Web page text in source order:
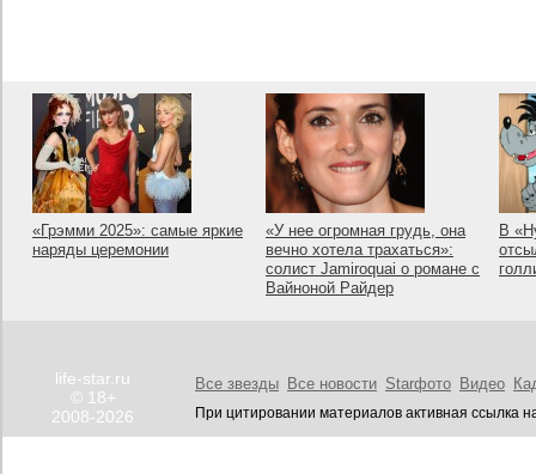
«Грэмми 2025»: самые яркие
наряды церемонии
«У нее огромная грудь, она
вечно хотела трахаться»:
солист Jamiroquai о романе с
Вайноной Райдер
В
life-star.ru
© 18+
2008-2026
Все звезды Все новости Starфото Видео
При цитировании материалов активная ссылка